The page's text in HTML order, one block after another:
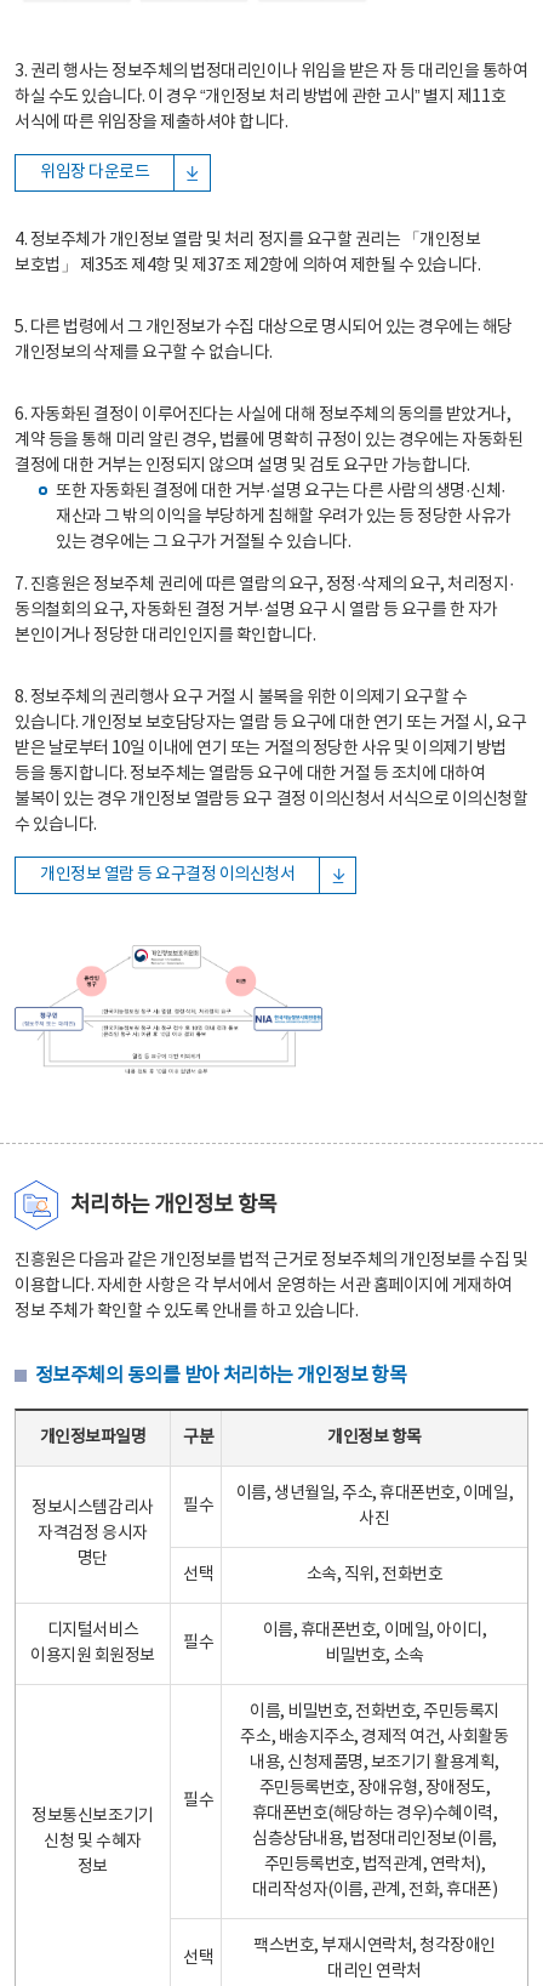
3. 권리 행사는 정보주체의 법정대리인이나 위임을 받은 자 등 대리인을 통하여
하실 수도 있습니다. 이 경우 “개인정보 처리 방법에 관한 고시” 별지 제11호
서식에 따른 위임장을 제출하셔야 합니다.
위임장 다운로드
4. 정보주체가 개인정보 열람 및 처리 정지를 요구할 권리는 「개인정보
보호법」 제35조 제4항 및 제37조 제2항에 의하여 제한될 수 있습니다.
5. 다른 법령에서 그 개인정보가 수집 대상으로 명시되어 있는 경우에는 해당
개인정보의 삭제를 요구할 수 없습니다.
6. 자동화된 결정이 이루어진다는 사실에 대해 정보주체의 동의를 받았거나,
계약 등을 통해 미리 알린 경우, 법률에 명확히 규정이 있는 경우에는 자동화된
결정에 대한 거부는 인정되지 않으며 설명 및 검토 요구만 가능합니다.
또한 자동화된 결정에 대한 거부·설명 요구는 다른 사람의 생명·신체·
재산과 그 밖의 이익을 부당하게 침해할 우려가 있는 등 정당한 사유가
있는 경우에는 그 요구가 거절될 수 있습니다.
7. 진흥원은 정보주체 권리에 따른 열람의 요구, 정정·삭제의 요구, 처리정지·
동의철회의 요구, 자동화된 결정 거부·설명 요구 시 열람 등 요구를 한 자가
본인이거나 정당한 대리인인지를 확인합니다.
8. 정보주체의 권리행사 요구 거절 시 불복을 위한 이의제기 요구할 수
있습니다. 개인정보 보호담당자는 열람 등 요구에 대한 연기 또는 거절 시, 요구
받은 날로부터 10일 이내에 연기 또는 거절의 정당한 사유 및 이의제기 방법
등을 통지합니다. 정보주체는 열람등 요구에 대한 거절 등 조치에 대하여
불복이 있는 경우 개인정보 열람등 요구 결정 이의신청서 서식으로 이의신청할
수 있습니다.
개인정보 열람 등 요구결정 이의신청서
처리하는 개인정보 항목
진흥원은 다음과 같은 개인정보를 법적 근거로 정보주체의 개인정보를 수집 및
이용합니다. 자세한 사항은 각 부서에서 운영하는 서관 홈페이지에 게재하여
정보 주체가 확인할 수 있도록 안내를 하고 있습니다.
정보주체의 동의를 받아 처리하는 개인정보 항목
개인정보파일명 구분 개인정보 항목
정보시스템감리사
자격검정 응시자
명단
필수
이름, 생년월일, 주소, 휴대폰번호, 이메일,
사진
선택 소속, 직위, 전화번호
디지털서비스
이용지원 회원정보
필수
이름, 휴대폰번호, 이메일, 아이디,
비밀번호, 소속
정보통신보조기기
신청 및 수혜자
정보
필수
이름, 비밀번호, 전화번호, 주민등록지
주소, 배송지주소, 경제적 여건, 사회활동
내용, 신청제품명, 보조기기 활용계획,
주민등록번호, 장애유형, 장애정도,
휴대폰번호(해당하는 경우)수혜이력,
심층상담내용, 법정대리인정보(이름,
주민등록번호, 법적관계, 연락처),
대리작성자(이름, 관계, 전화, 휴대폰)
선택
팩스번호, 부재시연락처, 청각장애인
대리인 연락처